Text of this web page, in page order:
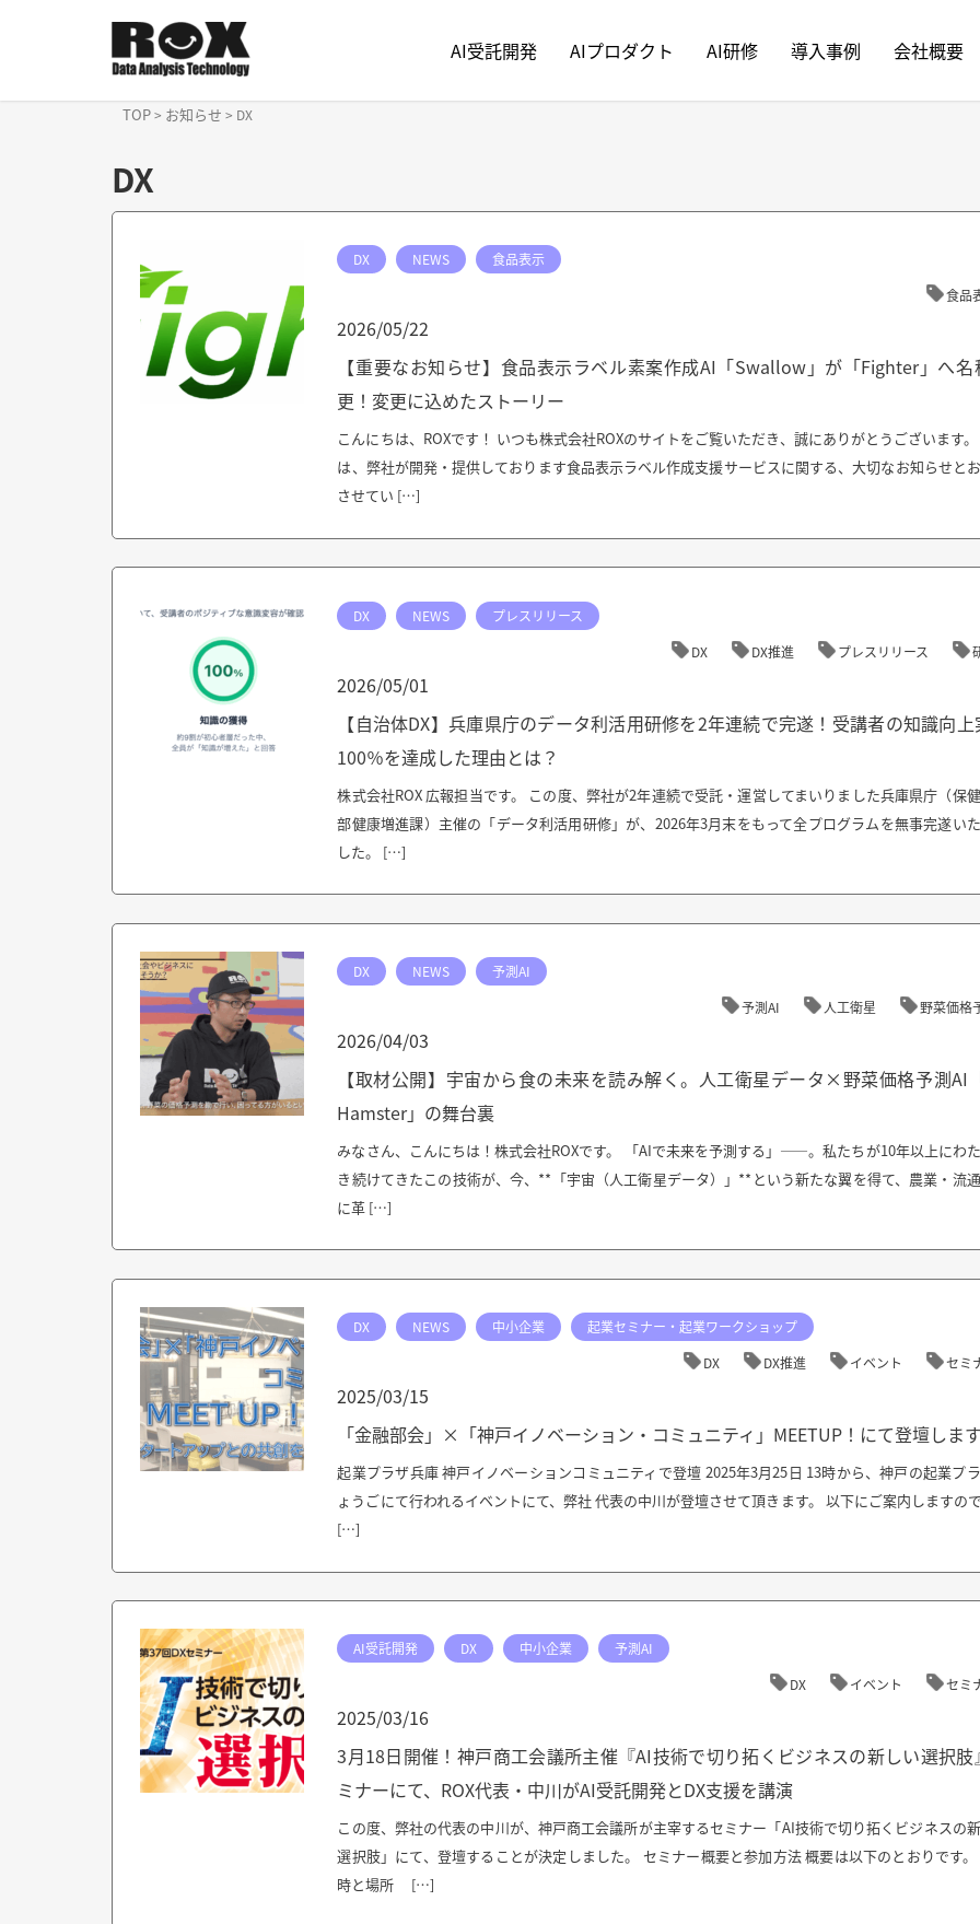
AI受託開発 AIプロダクト AI研修 導入事例 会社概要
TOP> お知らせ > DX
DX
DX NEWS
食品表示
食品
2026/05/22
【重要なお知らせ】食品表示ラベル素案作成AI「Swallow」が「Fighter」へ名
更！変更に込めたストーリー
こんにちは、ROXです！ いつも株式会社ROXのサイトをご覧いただき、誠にありがとうございます。
は、弊社が開発・提供しております食品表示ラベル作成支援サービスに関する、大切なお知らせと
させてい […]
DX NEWS
プレスリリース
DX
DX推進 プレスリリース
2026/05/01
【自治体DX】兵庫県庁のデータ利活用研修を2年連続で完遂！受講者の知識向上
100％を達成した理由とは？
株式会社ROX 広報担当です。 この度、弊社が2年連続で受託・運営してまいりました兵庫県庁（保
部健康増進課）主催の「データ利活用研修」が、2026年3月末をもって全プログラムを無事完遂い
した。 […]
DX NEWS
予測AI
予測AI
人工衛星 野菜価格
2026/04/03
【取材公開】宇宙から食の未来を読み解く。人工衛星データ×野菜価格予測AI
Hamster」の舞台裏
みなさん、こんにちは！株式会社ROXです。 「AIで未来を予測する」——。私たちが10年以上にわ
き続けてきたこの技術が、今、**「宇宙（人工衛星データ）」**という新たな翼を得て、農業・流
に革 […]
DX NEWS 中小企業
起業セミナー・起業ワークショップ
DX
DX推進 イベント セミ
2025/03/15
「金融部会」×「神戸イノベーション・コミュニティ」MEETUP！にて登壇します
起業プラザ兵庫 神戸イノベーションコミュニティで登壇 2025年3月25日 13時から、神戸の起業プ
ょうごにて行われるイベントにて、弊社 代表の中川が登壇させて頂きます。 以下にご案内しますの
[…]
AI受託開発 DX 中小企業
予測AI
DX
イベント セミ
2025/03/16
3月18日開催！神戸商工会議所主催『AI技術で切り拓くビジネスの新しい選択肢
ミナーにて、ROX代表・中川がAI受託開発とDX支援を講演
この度、弊社の代表の中川が、神戸商工会議所が主宰するセミナー「AI技術で切り拓くビジネスの
選択肢」にて、登壇することが決定しました。 セミナー概要と参加方法 概要は以下のとおりです。
時と場所 […]